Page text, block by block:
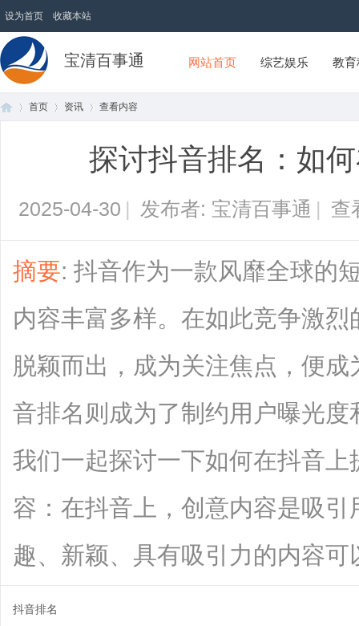
设为首页 收藏本站
宝清百事通 网站首页 综艺娱乐 教
首页 资讯 查看内容
探讨抖音排名：如
2025-04-30 | 发布者: 宝清百事通 | 查
摘要: 抖音作为一款风靡全球的
内容丰富多样。在如此竞争激
脱颖而出，成为关注焦点，便
音排名则成为了制约用户曝光
我们一起探讨一下如何在抖音
容：在抖音上，创意内容是吸
趣、新颖、具有吸引力的内容可
抖音排名